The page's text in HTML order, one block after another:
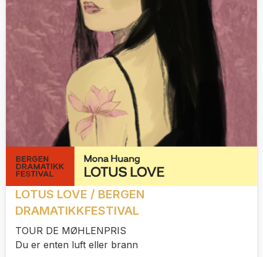
LOTUS LOVE / BERGEN
DRAMATIKKFESTIVAL
TOUR DE MØHLENPRIS
Du er enten luft eller brann